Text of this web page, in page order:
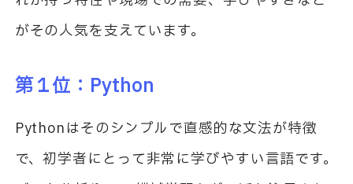
がその人気を支えています。
第１位： Python
Pythonはそのシンプルで直感的な文法が特徴
で、初学者にとって非常に学びやすい言語です。